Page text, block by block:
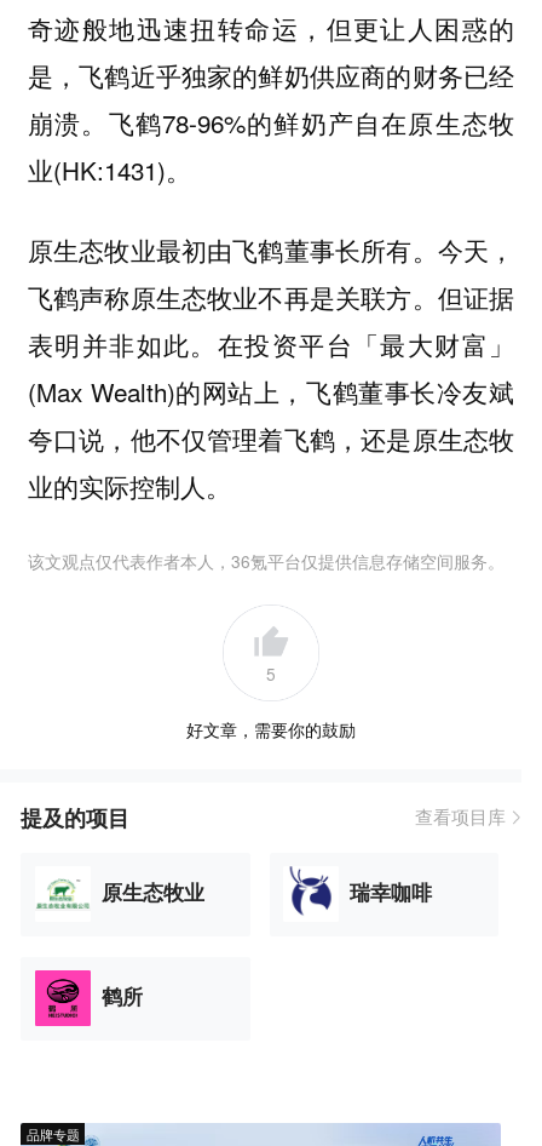
奇迹般地迅速扭转命运，但更让人困惑的
是，飞鹤近乎独家的鲜奶供应商的财务已经
崩溃。飞鹤78-96%的鲜奶产自在原生态牧
业(HK:1431)。
原生态牧业最初由飞鹤董事长所有。今天，
飞鹤声称原生态牧业不再是关联方。但证据
表明并非如此。在投资平台「最大财富」
(Max Wealth)的网站上，飞鹤董事长冷友斌
夸口说，他不仅管理着飞鹤，还是原生态牧
业的实际控制人。
该文观点仅代表作者本人，36氪平台仅提供信息存储空间服务。
5
好文章，需要你的鼓励
提及的项目 查看项目库
原生态牧业 瑞幸咖啡
鹤所
品牌专题